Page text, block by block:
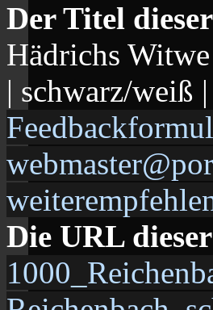
Der Titel
Hädrichs
| schwarz/weiß
Die URL